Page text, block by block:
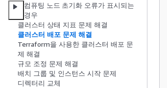
컴퓨팅 노드 초기화 오류가 표시되는
경우
클러스터 상태 지표 문제 해결
클러스터 배포 문제 해결
Terraform을 사용한 클러스터 배포 문
제 해결
규모 조정 문제 해결
배치 그룹 및 인스턴스 시작 문제
디렉터리 교체